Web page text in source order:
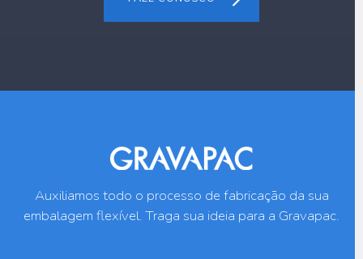
Auxiliamos todo o processo de fabricação da sua
embalagem flexível. Traga sua ideia para a Gravapac.